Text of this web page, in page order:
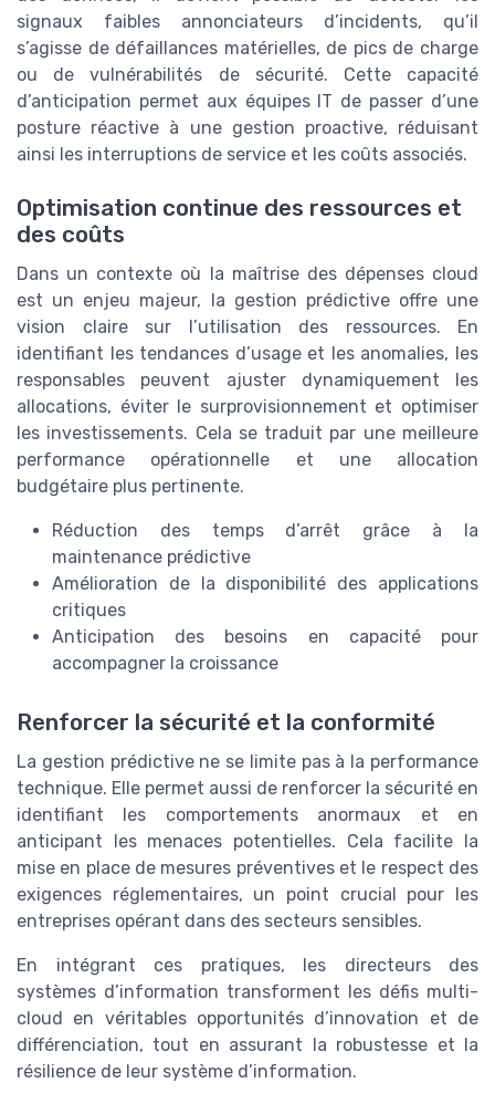
signaux faibles annonciateurs d’incidents, qu’il
s’agisse de défaillances matérielles, de pics de charge
ou de vulnérabilités de sécurité. Cette capacité
d’anticipation permet aux équipes IT de passer d’une
posture réactive à une gestion proactive, réduisant
ainsi les interruptions de service et les coûts associés.
Optimisation continue des ressources et
des coûts
Dans un contexte où la maîtrise des dépenses cloud
est un enjeu majeur, la gestion prédictive offre une
vision claire sur l’utilisation des ressources. En
identifiant les tendances d’usage et les anomalies, les
responsables peuvent ajuster dynamiquement les
allocations, éviter le surprovisionnement et optimiser
les investissements. Cela se traduit par une meilleure
performance opérationnelle et une allocation
budgétaire plus pertinente.
Réduction des temps d’arrêt grâce à la
maintenance prédictive
Amélioration de la disponibilité des applications
critiques
Anticipation des besoins en capacité pour
accompagner la croissance
Renforcer la sécurité et la conformité
La gestion prédictive ne se limite pas à la performance
technique. Elle permet aussi de renforcer la sécurité en
identifiant les comportements anormaux et en
anticipant les menaces potentielles. Cela facilite la
mise en place de mesures préventives et le respect des
exigences réglementaires, un point crucial pour les
entreprises opérant dans des secteurs sensibles.
En intégrant ces pratiques, les directeurs des
systèmes d’information transforment les défis multi-
cloud en véritables opportunités d’innovation et de
différenciation, tout en assurant la robustesse et la
résilience de leur système d’information.